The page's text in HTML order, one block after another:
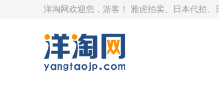
洋淘网欢迎您，游客！ 雅虎拍卖、日本代拍、